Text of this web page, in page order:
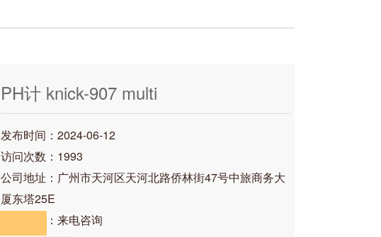
PH计 knick-907 multi
发布时间：2024-06-12
访问次数：1993
公司地址：广州市天河区天河北路侨林街47号中旅商务大
厦东塔25E
产品价格：来电咨询